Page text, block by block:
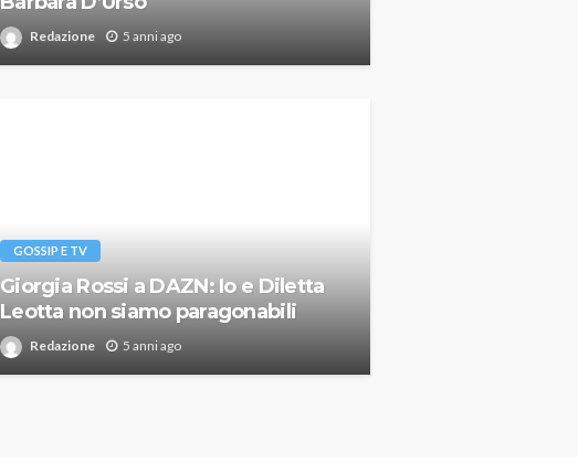
Redazione 5 anni ago
GOSSIP E TV
Giorgia Rossi a DAZN: Io e Diletta
Leotta non siamo paragonabili
Redazione 5 anni ago